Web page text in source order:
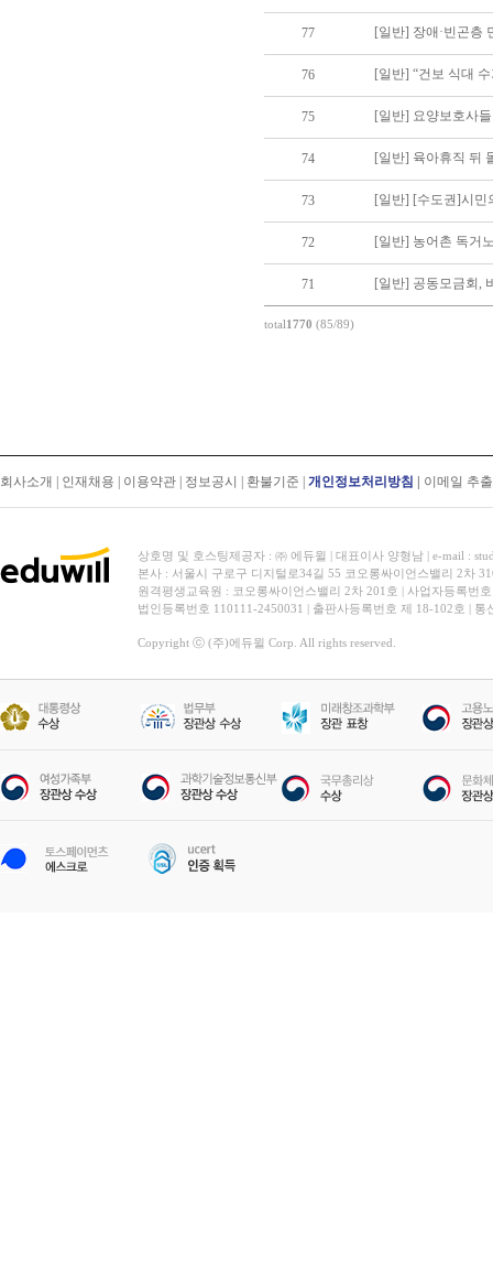
77 [일반] 장애·빈곤층
76 [일반] “건보 식대
75 [일반] 요양보호사
74 [일반] 육아휴직 뒤
73 [일반] [수도권]시민
72 [일반] 농어촌 독거
71 [일반] 공동모금회,
total1770 (85/89)
회사소개 인재채용 이용약관 정보공시 환불기준 개인정보처리방침 이메일 추
상호명 및 호스팅제공자 : ㈜ 에듀윌 | 대표이사 양형남 | e-mail :
본사 : 서울시 구로구 디지털로34길 55 코오롱싸이언스밸리 2차
원격평생교육원 : 코오롱싸이언스밸리 2차 201호 | 사업자등록번
법인등록번호 110111-2450031 | 출판사등록번호 제 18-102호 |
Copyright ⓒ (주)에듀윌 Corp. All rights reserved.